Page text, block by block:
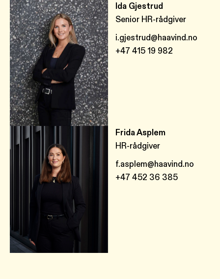
Ida Gjestrud
Senior HR-rådgiver
i.gjestrud@haavind.no
+47 415 19 982
Frida Asplem
HR-rådgiver
f.asplem@haavind.no
+47 452 36 385